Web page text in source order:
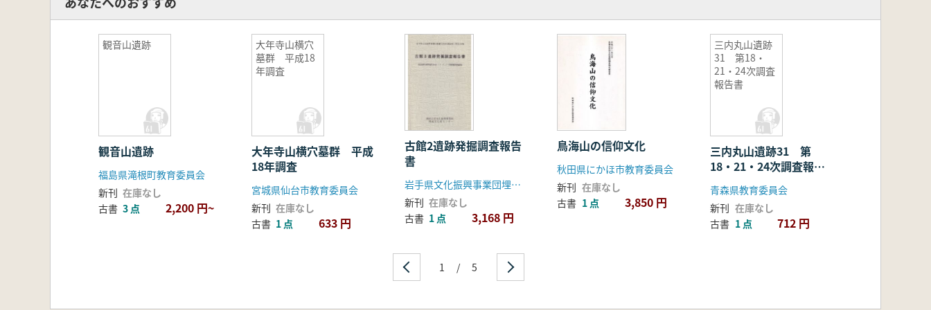
観音山遺跡
観音山遺跡
福島県滝根町教育委員会
新刊 在庫なし
古書 3 点 2,200 円~
大年寺山横穴
墓群 平成18
年調査
大年寺山横穴墓群 平成
18年調査
宮城県仙台市教育委員会
新刊 在庫なし
古書 1 点 633 円
古館2遺跡発掘調査報告
書
岩手県文化振興事業団埋蔵文化財センター
新刊 在庫なし
古書 1 点 3,168 円
鳥海山の信仰文化
秋田県にかほ市教育委員会
新刊 在庫なし
古書 1 点 3,850 円
三内丸山遺跡
31 第18・
21・24次調査
報告書
三内丸山遺跡31 第
18・21・24次調査報告
書
青森県教育委員会
新刊 在庫なし
古書 1 点 712 円
1 / 5